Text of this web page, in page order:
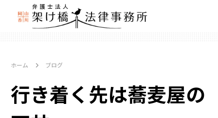
ホーム ブログ
行き着く先は蕎麦屋の